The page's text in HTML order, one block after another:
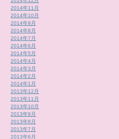
2014年11月
2014年10月
2014年9月
2014年8月
2014年7月
2014年6月
2014年5月
2014年4月
2014年3月
2014年2月
2014年1月
2013年12月
2013年11月
2013年10月
2013年9月
2013年8月
2013年7月
2013年6月